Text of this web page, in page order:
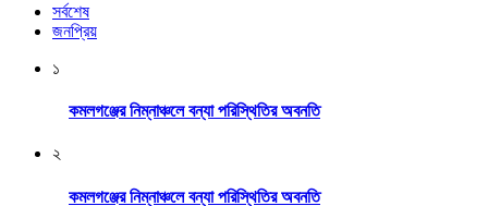
সর্বশেষ
জনপ্রিয়
১
কমলগঞ্জের নিম্নাঞ্চলে বন্যা পরিস্থিতির অবনতি
২
কমলগঞ্জের নিম্নাঞ্চলে বন্যা পরিস্থিতির অবনতি